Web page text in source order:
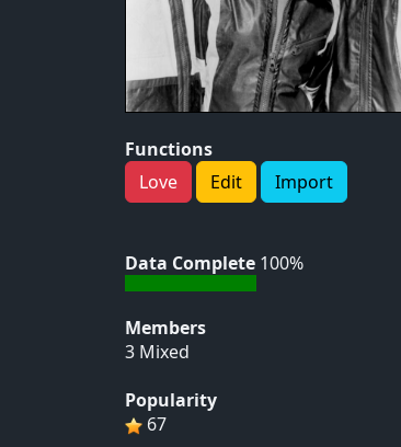
Functions
Love
Edit Import
Data Complete 100%
Members
3 Mixed
Popularity
67